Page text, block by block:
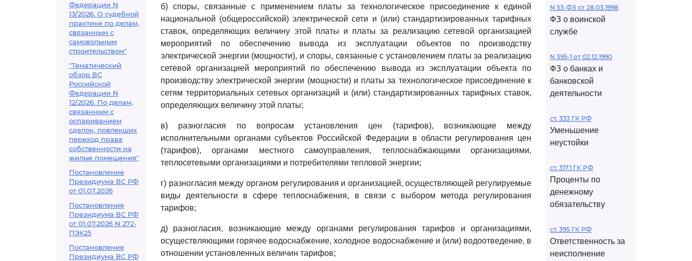
Федерации N
13/2026. О судебной
практике по делам,
связанным с
самовольным
строительством"
"Тематический
обзор ВС
Российской
Федерации N
12/2026. По делам,
связанным с
оспариванием
сделок, повлекших
переход права
собственности на
жилые помещения"
Постановление
Президиума ВС РФ
от 01.07.2026
Постановление
Президиума ВС РФ
от 01.07.2026 N 272-
ПЭК25
Постановление
Президиума ВС РФ
б) споры, связанные с применением платы за технологическое присоединение к единой
национальной (общероссийской) электрической сети и (или) стандартизированных тарифных
ставок, определяющих величину этой платы и платы за реализацию сетевой организацией
мероприятий по обеспечению вывода из эксплуатации объектов по производству
электрической энергии (мощности), и споры, связанные с установлением платы за реализацию
сетевой организацией мероприятий по обеспечению вывода из эксплуатации объекта по
производству электрической энергии (мощности) и платы за технологическое присоединение к
сетям территориальных сетевых организаций и (или) стандартизированных тарифных ставок,
определяющих величину этой платы;
в) разногласия по вопросам установления цен (тарифов), возникающие между
исполнительными органами субъектов Российской Федерации в области регулирования цен
(тарифов), органами местного самоуправления, теплоснабжающими организациями,
теплосетевыми организациями и потребителями тепловой энергии;
г) разногласия между органом регулирования и организацией, осуществляющей регулируемые
виды деятельности в сфере теплоснабжения, в связи с выбором метода регулирования
тарифов;
д) разногласия, возникающие между органами регулирования тарифов и организациями,
осуществляющими горячее водоснабжение, холодное водоснабжение и (или) водоотведение, в
отношении установленных величин тарифов;
N 53-ФЗ от 28.03.1998
ФЗ о воинской
службе
N 395-1 от 02.12.1990
ФЗ о банках и
банковской
деятельности
ст. 333 ГК РФ
Уменьшение
неустойки
ст. 317.1 ГК РФ
Проценты по
денежному
обязательству
ст. 395 ГК РФ
Ответственность за
неисполнение